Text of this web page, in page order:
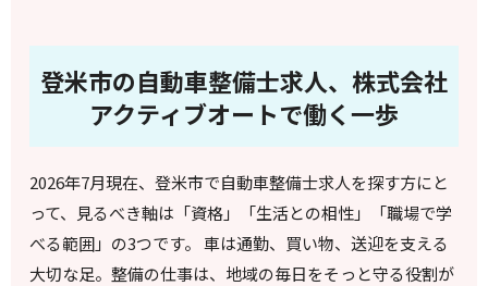
登米市の自動車整備士求人、株式会社
アクティブオートで働く一歩
2026年7月現在、登米市で自動車整備士求人を探す方にと
って、見るべき軸は「資格」「生活との相性」「職場で学
べる範囲」の3つです。 車は通勤、買い物、送迎を支える
大切な足。整備の仕事は、地域の毎日をそっと守る役割が